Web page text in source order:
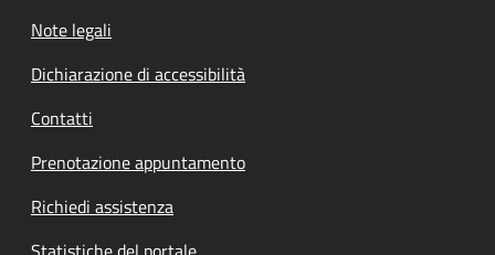
Note legali
Dichiarazione di accessibilità
Contatti
Prenotazione appuntamento
Richiedi assistenza